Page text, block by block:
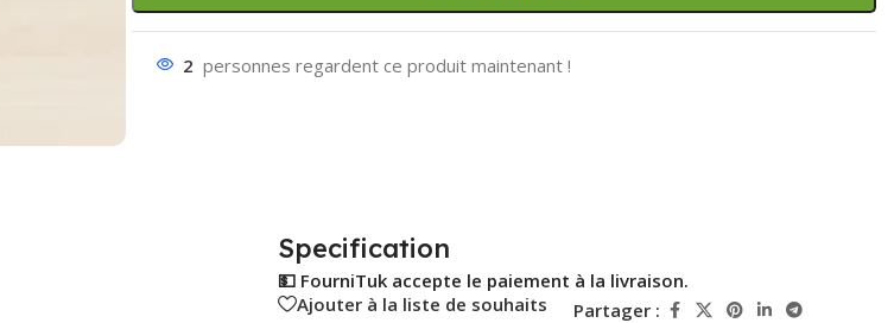
2 personnes regardent ce produit maintenant !
Specification
💵 FourniTuk accepte le paiement à la livraison.
Ajouter à la liste de souhaits
Partager :